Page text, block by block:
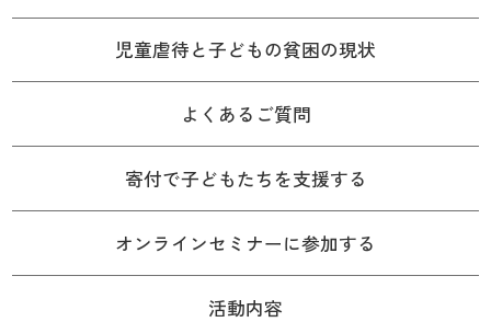
児童虐待と子どもの貧困の現状
よくあるご質問
寄付で子どもたちを支援する
オンラインセミナーに参加する
活動内容